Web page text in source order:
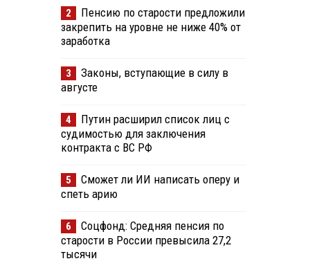
2
Пенсию по старости предложили
закрепить на уровне не ниже 40% от
заработка
3
Законы, вступающие в силу в
августе
4
Путин расширил список лиц с
судимостью для заключения
контракта с ВС РФ
5
Сможет ли ИИ написать оперу и
спеть арию
6
Соцфонд: Средняя пенсия по
старости в России превысила 27,2
тысячи